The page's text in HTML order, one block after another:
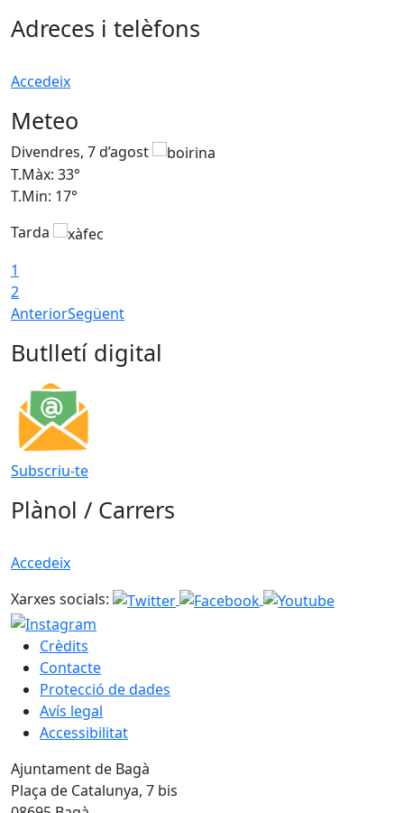
Adreces i telèfons
Accedeix
Meteo
Divendres, 7 d’agost
T.Màx: 33°
T.Min: 17°
Tarda
1
2
AnteriorSegüent
Butlletí digital
Subscriu-te
Plànol / Carrers
Accedeix
Xarxes socials:
Crèdits
Contacte
Protecció de dades
Avís legal
Accessibilitat
Ajuntament de Bagà
Plaça de Catalunya, 7 bis